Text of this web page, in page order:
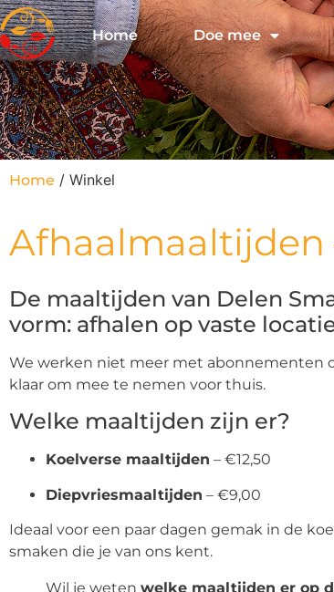
Home Doe mee
Home / Winkel
Afhaalmaaltijden
De maaltijden van Delen
vorm: afhalen op vaste
We werken niet meer met abonnementen
klaar om mee te nemen voor thuis.
Welke maaltijden zijn er?
Koelverse maaltijden – €12,50
Diepvriesmaaltijden – €9,00
Ideaal voor een paar dagen gemak in de
smaken die je van ons kent.
Wil je weten welke maaltijden er op